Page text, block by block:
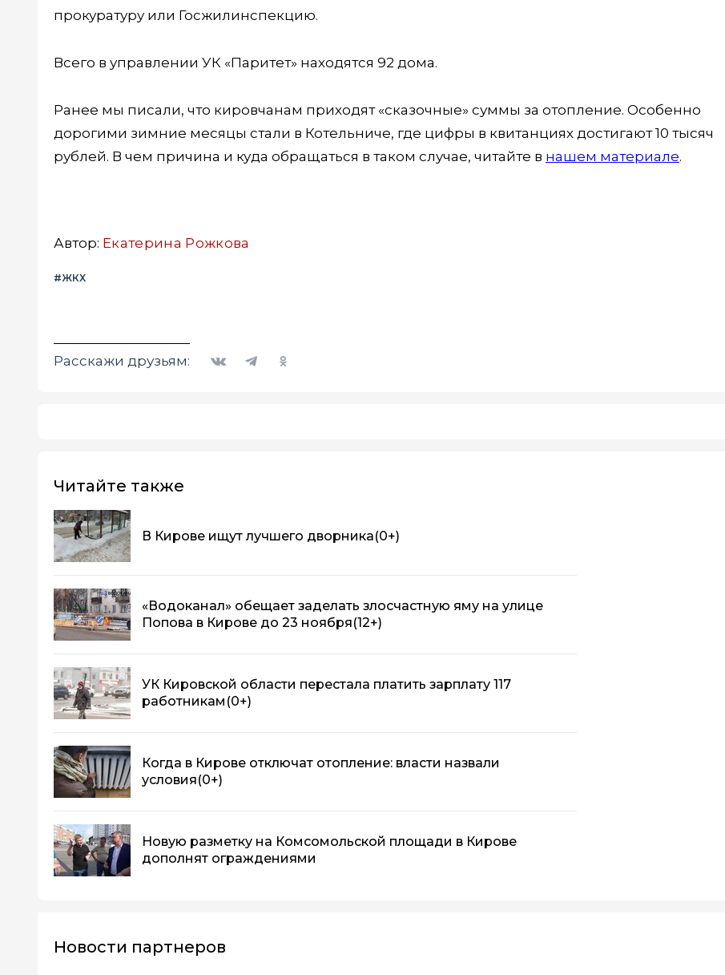
прокуратуру или Госжилинспекцию.
Всего в управлении УК «Паритет» находятся 92 дома.
Ранее мы писали, что кировчанам приходят «сказочные» суммы за отопление. Особенно
дорогими зимние месяцы стали в Котельниче, где цифры в квитанциях достигают 10 тысяч
рублей. В чем причина и куда обращаться в таком случае, читайте в нашем материале.
Автор: Екатерина Рожкова
#ЖКХ
Расскажи друзьям:
Читайте также
В Кирове ищут лучшего дворника(0+)
«Водоканал» обещает заделать злосчастную яму на улице
Попова в Кирове до 23 ноября(12+)
УК Кировской области перестала платить зарплату 117
работникам (0+)
Когда в Кирове отключат отопление: власти назвали
условия(0+)
Новую разметку на Комсомольской площади в Кирове
дополнят ограждениями
Новости партнеров